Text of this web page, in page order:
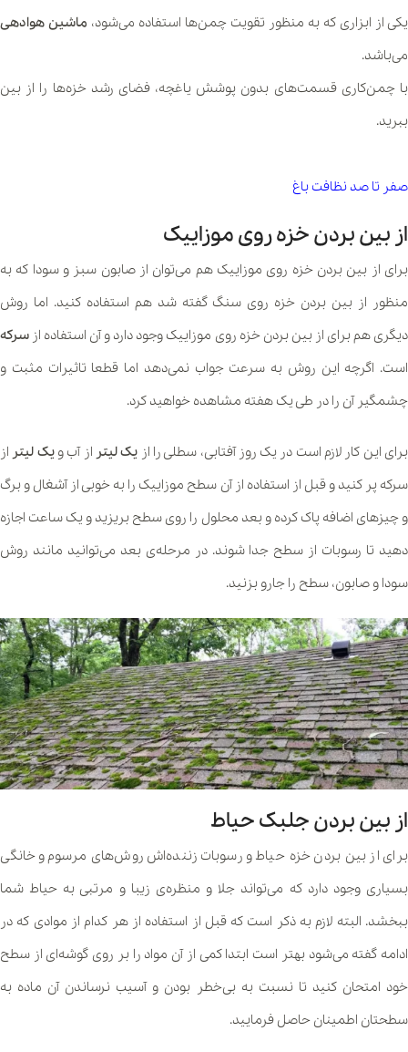
یکی از ابزاری که به منظور تقویت چمن‌ها استفاده می‌شود، ماشین هوادهی
می‌باشد.
با چمن‌کاری قسمت‌های بدون پوشش یاغچه، فضای رشد خزه‌ها را از بین
ببرید.
صفر تا صد نظافت باغ
از بین بردن خزه روی موزاییک
برای از بین بردن خزه روی موزاییک هم می‌توان از صابون سبز و سودا که به
منظور از بین بردن خزه روی سنگ گفته شد هم استفاده کنید. اما روش
دیگری هم برای از بین بردن خزه روی موزاییک وجود دارد و آن استفاده از سرکه
است. اگرچه این روش به سرعت جواب نمی‌دهد اما قطعا تاثیرات مثبت و
چشمگیر آن را در طی یک هفته مشاهده خواهید کرد.
برای این کار لازم است در یک روز آفتابی، سطلی را از یک لیتر از آب ویک لیتر از
سرکه پر کنید و قبل از استفاده از آن سطح موزاییک را به خوبی از آشغال و برگ
و چیزهای اضافه پاک کرده و بعد محلول را روی سطح بریزید و یک ساعت اجازه
دهید تا رسوبات از سطح جدا شوند. در مرحله‌ی بعد می‌توانید مانند روش
سودا و صابون، سطح را جارو بزنید.
از بین بردن جلبک حیاط
برای از بین بردن خزه حیاط و رسوبات زننده‌اش روش‌های مرسوم و خانگی
بسیاری وجود دارد که می‌تواند جلا و منظره‌ی زیبا و مرتبی به حیاط شما
ببخشد. البته لازم به ذکر است که قبل از استفاده از هر کدام از موادی که در
ادامه گفته می‌شود بهتر است ابتدا کمی از آن مواد را بر روی گوشه‌ای از سطح
خود امتحان کنید تا نسبت به بی‌خطر بودن و آسیب نرساندن آن ماده به
سطحتان اطمینان حاصل فرمایید.